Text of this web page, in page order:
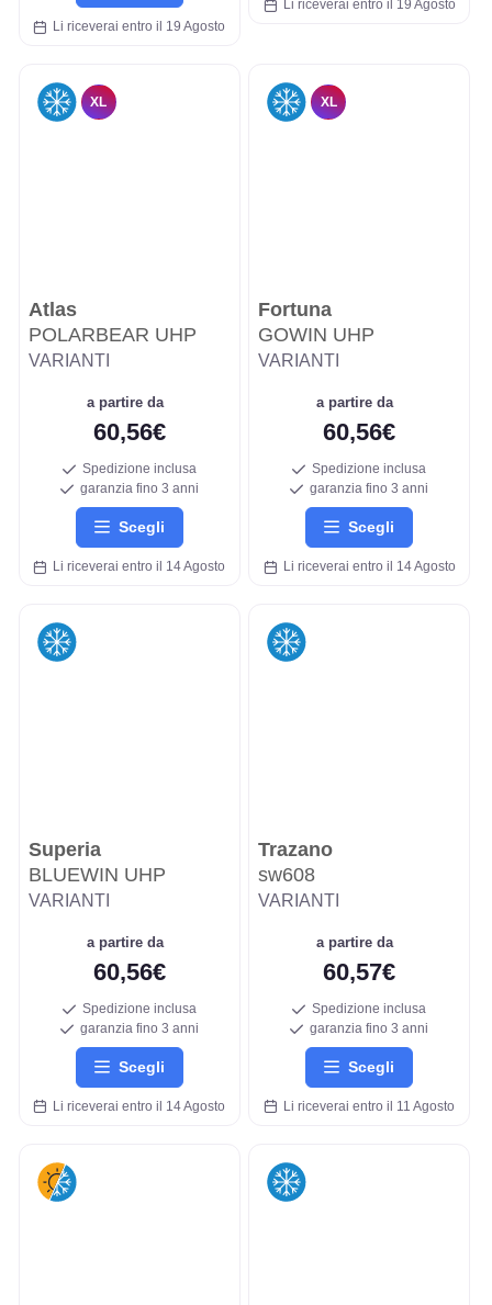
Li riceverai entro il 19 Agosto
Li riceverai entro il 19 Agosto
XL
Atlas
POLARBEAR UHP
VARIANTI
a partire da
60,56€
Spedizione inclusa
garanzia fino 3 anni
Scegli
Li riceverai entro il 14 Agosto
XL
Fortuna
GOWIN UHP
VARIANTI
a partire da
60,56€
Spedizione inclusa
garanzia fino 3 anni
Scegli
Li riceverai entro il 14 Agosto
Superia
BLUEWIN UHP
VARIANTI
a partire da
60,56€
Spedizione inclusa
garanzia fino 3 anni
Scegli
Li riceverai entro il 14 Agosto
Trazano
sw608
VARIANTI
a partire da
60,57€
Spedizione inclusa
garanzia fino 3 anni
Scegli
Li riceverai entro il 11 Agosto